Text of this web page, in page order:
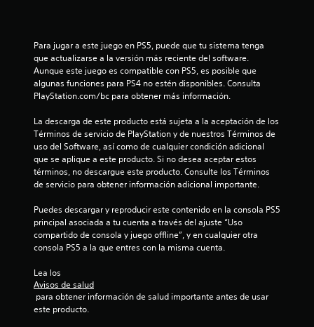
Para jugar a este juego en PS5, puede que tu sistema tenga
que actualizarse a la versión más reciente del software.
Aunque este juego es compatible con PS5, es posible que
algunas funciones para PS4 no estén disponibles. Consulta
PlayStation.com/bc para obtener más información.
La descarga de este producto está sujeta a la aceptación de los
Términos de servicio de PlayStation y de nuestros Términos de
uso del Software, así como de cualquier condición adicional
que se aplique a este producto. Si no desea aceptar estos
términos, no descargue este producto. Consulte los Términos
de servicio para obtener información adicional importante.
Puedes descargar y reproducir este contenido en la consola PS5
principal asociada a tu cuenta a través del ajuste “Uso
compartido de consola y juego offline”, y en cualquier otra
consola PS5 a la que entres con la misma cuenta.
Lea los
Avisos de salud
este producto.